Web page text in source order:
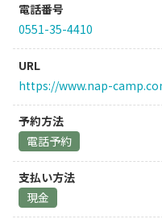
電話番号
0551-35-4410
URL
https://www.nap-
予約方法
電話予約
支払い方法
現金